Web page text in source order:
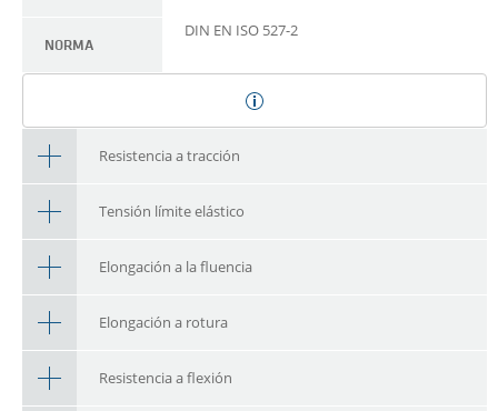
NORMA
DIN EN ISO 527-2
Resistencia a tracción
Tensión límite elástico
Elongación a la fluencia
Elongación a rotura
Resistencia a flexión